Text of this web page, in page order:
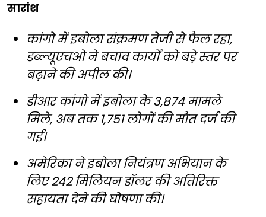
सारांश
कांगो में इबोला संक्रमण तेजी से फैल रहा,
डब्ल्यूएचओ ने बचाव कार्यों को बड़े स्तर पर
बढ़ाने की अपील की।
डीआर कांगो में इबोला के 3,874 मामले
मिले, अब तक 1,751 लोगों की मौत दर्ज की
गई।
अमेरिका ने इबोला नियंत्रण अभियान के
लिए 242 मिलियन डॉलर की अतिरिक्त
सहायता देने की घोषणा की।